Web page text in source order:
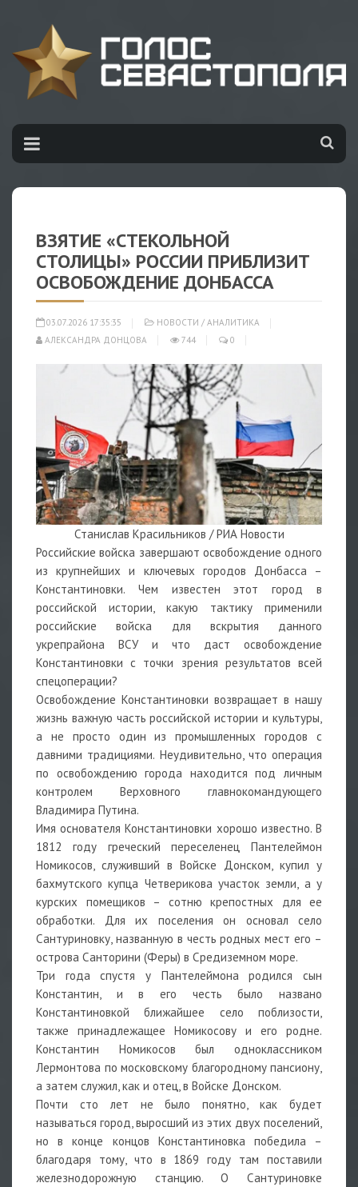
ВЗЯТИЕ «СТЕКОЛЬНОЙ
СТОЛИЦЫ» РОССИИ ПРИБЛИЗИТ
ОСВОБОЖДЕНИЕ ДОНБАССА
03.07.2026 17:35:35 НОВОСТИ / АНАЛИТИКА
АЛЕКСАНДРА ДОНЦОВА
744 0
Станислав Красильников / РИА Новости
Российские войска завершают освобождение одного
из крупнейших и ключевых городов Донбасса –
Константиновки. Чем известен этот город в
российской истории, какую тактику применили
российские войска для вскрытия данного
укрепрайона ВСУ и что даст освобождение
Константиновки с точки зрения результатов всей
спецоперации?
Освобождение Константиновки возвращает в нашу
жизнь важную часть российской истории и культуры,
а не просто один из промышленных городов с
давними традициями. Неудивительно, что операция
по освобождению города находится под личным
контролем Верховного главнокомандующего
Владимира Путина.
Имя основателя Константиновки хорошо известно. В
1812 году греческий переселенец Пантелеймон
Номикосов, служивший в Войске Донском, купил у
бахмутского купца Четверикова участок земли, а у
курских помещиков – сотню крепостных для ее
обработки. Для их поселения он основал село
Сантуриновку, названную в честь родных мест его –
острова Санторини (Феры) в Средиземном море.
Три года спустя у Пантелеймона родился сын
Константин, и в его честь было названо
Константиновкой ближайшее село поблизости,
также принадлежащее Номикосову и его родне.
Константин Номикосов был одноклассником
Лермонтова по московскому благородному пансиону,
а затем служил, как и отец, в Войске Донском.
Почти сто лет не было понятно, как будет
называться город, выросший из этих двух поселений,
но в конце концов Константиновка победила –
благодаря тому, что в 1869 году там поставили
железнодорожную станцию. О Сантуриновке